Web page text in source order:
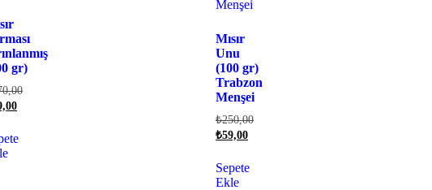
gr)
Mısır
Unu
(100 gr)
Trabzon
Menşei
₺250,00
₺59,00
Sepete
Ekle